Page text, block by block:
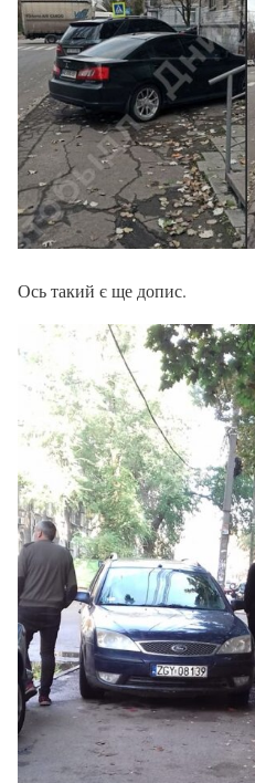
Ось такий є ще допис.